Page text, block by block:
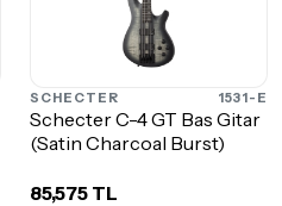
SCHECTER 1531-E
Schecter C-4 GT Bas Gitar
(Satin Charcoal Burst)
85,575 TL